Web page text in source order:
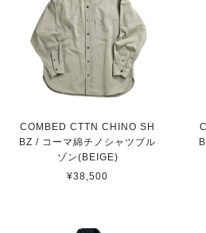
COMBED CTTN CHINO SH
BZ / コーマ綿チノシャツブル
ゾン(BEIGE)
¥38,500